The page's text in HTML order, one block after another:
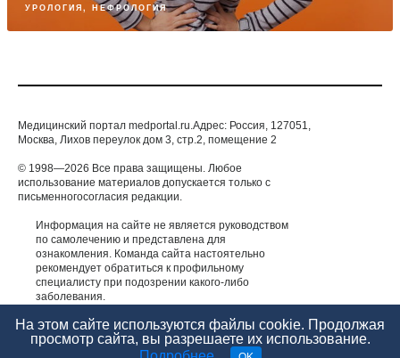
УРОЛОГИЯ, НЕФРОЛОГИЯ
Медицинский портал medportal.ru.Адрес: Россия, 127051,
Москва, Лихов переулок дом 3, стр.2, помещение 2
© 1998—2026 Все права защищены. Любое
использование материалов допускается только с
письменногосогласия редакции.
Информация на сайте не является руководством
по самолечению и представлена для
ознакомления. Команда сайта настоятельно
рекомендует обратиться к профильному
специалисту при подозрении какого-либо
заболевания.
КОНСУЛЬТАЦИЯ СПЕЦИАЛИСТА.
На этом сайте используются файлы cookie. Продолжая
просмотр сайта, вы разрешаете их использование.